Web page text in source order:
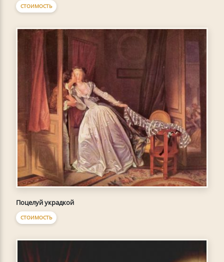
СТОИМОСТЬ
Поцелуй украдкой
СТОИМОСТЬ